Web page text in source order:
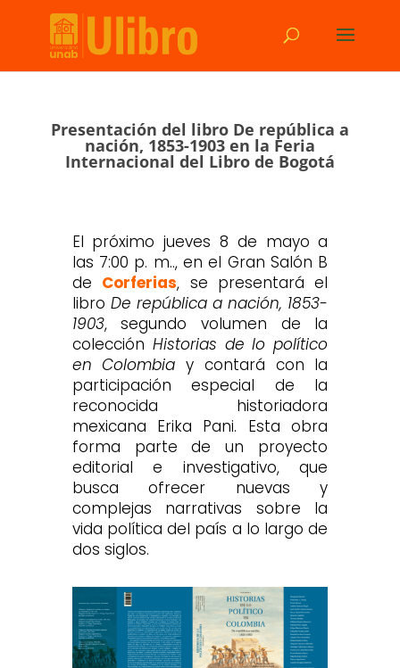
Presentación del libro De república a
nación, 1853-1903 en la Feria
Internacional del Libro de Bogotá
El próximo jueves 8 de mayo a
las 7:00 p. m.., en el Gran Salón B
de Corferias, se presentará el
libro De república a nación, 1853-
1903, segundo volumen de la
colección Historias de lo político
en Colombiay contará con la
participación especial de la
reconocida historiadora
mexicana Erika Pani. Esta obra
forma parte de un proyecto
editorial e investigativo, que
busca ofrecer nuevas y
complejas narrativas sobre la
vida política del país a lo largo de
dos siglos.